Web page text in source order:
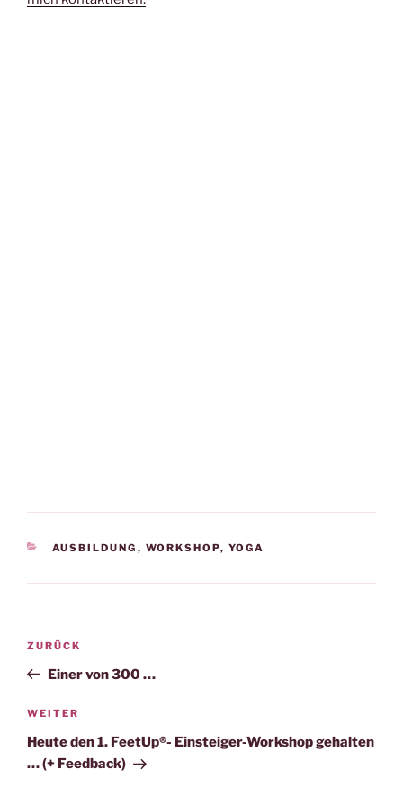
KATEGORIEN
AUSBILDUNG , WORKSHOP, YOGA
Beitragsnavigation
Vorheriger
Beitrag
ZURÜCK
Einer von 300 …
Nächster
Beitrag
WEITER
Heute den 1. FeetUp®- Einsteiger-Workshop gehalten
… (+ Feedback)